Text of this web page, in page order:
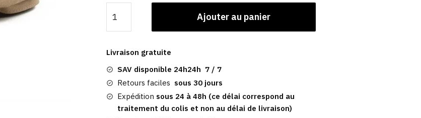
de
Casquette
Beige
Homme
|
Pretoria
Ajouter au panier
Livraison gratuite
SAV disponible 24h24h 7 / 7
Retours faciles sous 30 jours
Expédition sous 24 à 48h (ce délai correspond au
traitement du colis et non au délai de livraison)